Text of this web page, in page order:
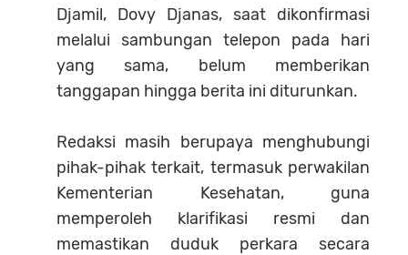
Djamil, Dovy Djanas, saat dikonfirmasi
melalui sambungan telepon pada hari
yang sama, belum memberikan
tanggapan hingga berita ini diturunkan.
Redaksi masih berupaya menghubungi
pihak-pihak terkait, termasuk perwakilan
Kementerian Kesehatan, guna
memperoleh klarifikasi resmi dan
memastikan duduk perkara secara